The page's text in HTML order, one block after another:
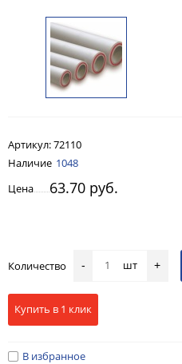
Артикул:72110
Наличие 1048
Цена
63.70 руб.
Количество - шт +
Купить в 1 клик
В избранное